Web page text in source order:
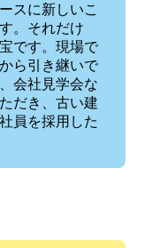
スに新しいこ
。それだけ
です。現場で
ら引き継いで
会社見学会な
だき、古い建
員を採用した